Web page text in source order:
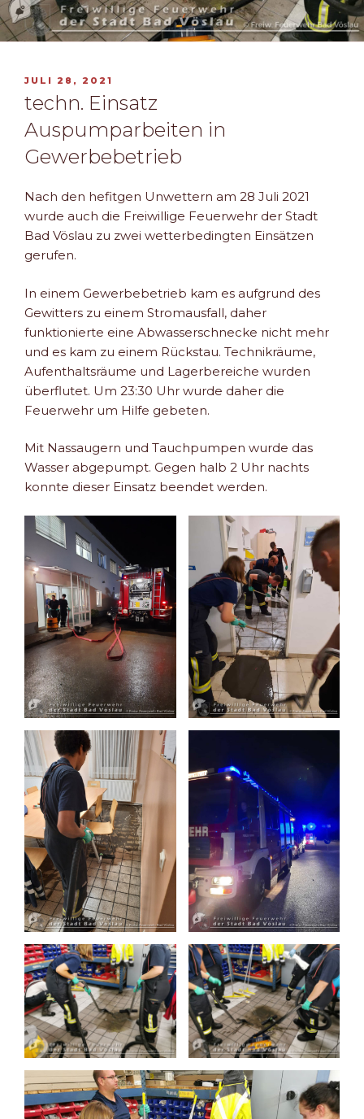
VERÖFFENTLICHT
JULI 28, 2021
techn. Einsatz
Auspumparbeiten in
Gewerbebetrieb
Nach den hefitgen Unwettern am 28 Juli 2021
wurde auch die Freiwillige Feuerwehr der Stadt
Bad Vöslau zu zwei wetterbedingten Einsätzen
gerufen.
In einem Gewerbebetrieb kam es aufgrund des
Gewitters zu einem Stromausfall, daher
funktionierte eine Abwasserschnecke nicht mehr
und es kam zu einem Rückstau. Technikräume,
Aufenthaltsräume und Lagerbereiche wurden
überflutet. Um 23:30 Uhr wurde daher die
Feuerwehr um Hilfe gebeten.
Mit Nassaugern und Tauchpumpen wurde das
Wasser abgepumpt. Gegen halb 2 Uhr nachts
konnte dieser Einsatz beendet werden.